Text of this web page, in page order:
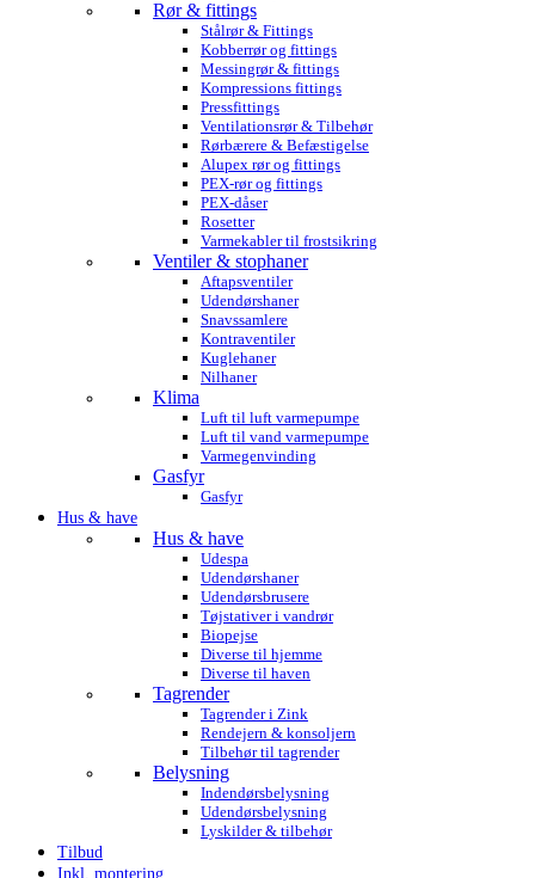
Rør & fittings
Stålrør & Fittings
Kobberrør og fittings
Messingrør & fittings
Kompressions fittings
Pressfittings
Ventilationsrør & Tilbehør
Rørbærere & Befæstigelse
Alupex rør og fittings
PEX-rør og fittings
PEX-dåser
Rosetter
Varmekabler til frostsikring
Ventiler & stophaner
Aftapsventiler
Udendørshaner
Snavssamlere
Kontraventiler
Kuglehaner
Nilhaner
Klima
Luft til luft varmepumpe
Luft til vand varmepumpe
Varmegenvinding
Gasfyr
Gasfyr
Hus & have
Hus & have
Udespa
Udendørshaner
Udendørsbrusere
Tøjstativer i vandrør
Biopejse
Diverse til hjemme
Diverse til haven
Tagrender
Tagrender i Zink
Rendejern & konsoljern
Tilbehør til tagrender
Belysning
Indendørsbelysning
Udendørsbelysning
Lyskilder & tilbehør
Tilbud
Inkl. montering